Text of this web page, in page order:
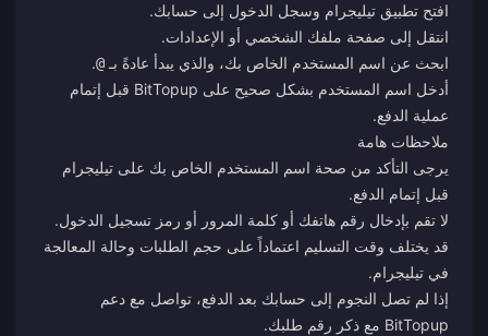
افتح تطبيق تيليجرام وسجل الدخول إلى حسابك.
انتقل إلى صفحة ملفك الشخصي أو الإعدادات.
ابحث عن اسم المستخدم الخاص بك، والذي يبدأ عادةً بـ@
.
أدخل اسم المستخدم بشكل صحيح على BitTopup قبل إتمام
عملية الدفع.
ملاحظات هامة
يرجى التأكد من صحة اسم المستخدم الخاص بك على تيليجرام
قبل إتمام الدفع.
لا تقم بإدخال رقم هاتفك أو كلمة المرور أو رمز تسجيل الدخول.
قد يختلف وقت التسليم اعتماداً على حجم الطلبات وحالة المعالجة
في تيليجرام.
إذا لم تصل النجوم إلى حسابك بعد الدفع، تواصل مع دعم
BitTopup مع ذكر رقم طلبك.